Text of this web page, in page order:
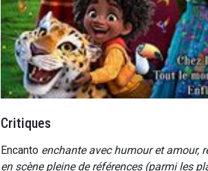
Critiques
Encanto enchante avec humour et amour,
en scène pleine de références (parmi les